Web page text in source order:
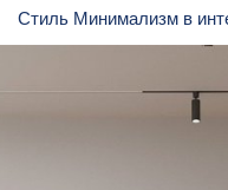
Стиль Минимализм в